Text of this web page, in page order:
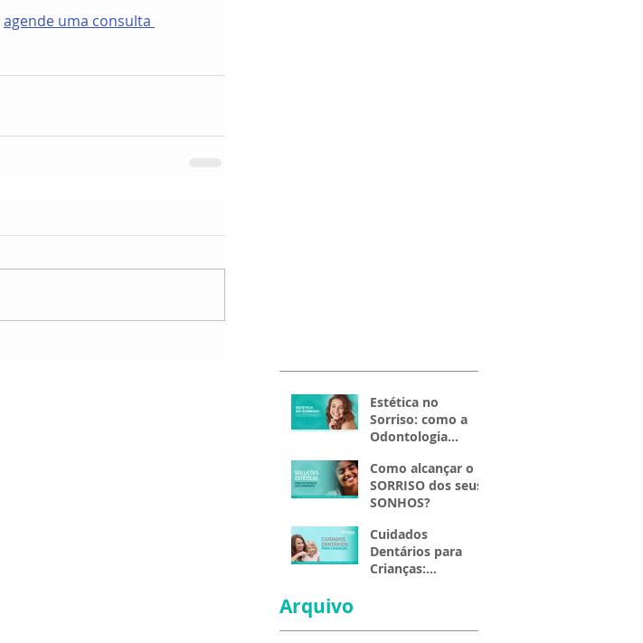
agende uma consulta
Estética no
Sorriso: como a
Odontologia
aparência e a
autoestima.
Como alcançar o
SORRISO dos seus
SONHOS?
Cuidados
Dentários para
Crianças:
Arquivo